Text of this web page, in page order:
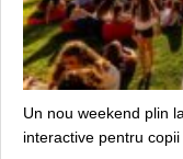
Un nou weekend plin
interactive pentru